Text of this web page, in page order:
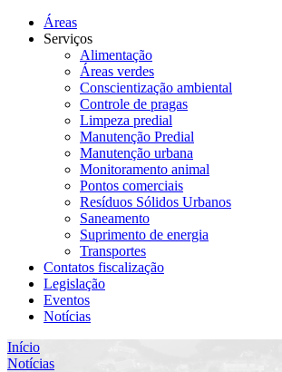
Áreas
Serviços
Alimentação
Áreas verdes
Conscientização ambiental
Controle de pragas
Limpeza predial
Manutenção Predial
Manutenção urbana
Monitoramento animal
Pontos comerciais
Resíduos Sólidos Urbanos
Saneamento
Suprimento de energia
Transportes
Contatos fiscalização
Legislação
Eventos
Notícias
Início
Notícias